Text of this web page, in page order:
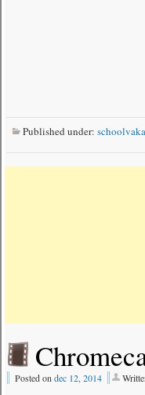
Published under:
Posted on dec 12, 2014